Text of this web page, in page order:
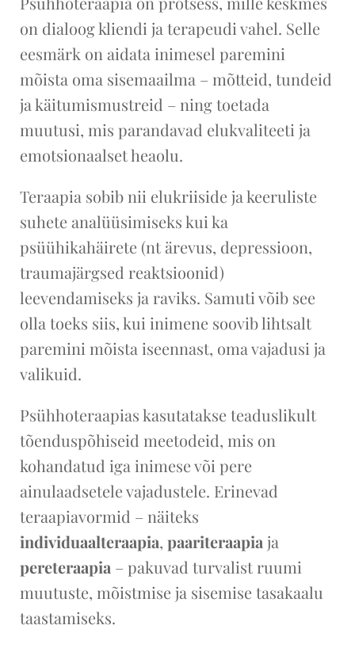
on dialoog kliendi ja terapeudi vahel. Selle
eesmärk on aidata inimesel paremini
mõista oma sisemaailma – mõtteid, tundeid
ja käitumismustreid – ning toetada
muutusi, mis parandavad elukvaliteeti ja
emotsionaalset heaolu.
Teraapia sobib nii elukriiside ja keeruliste
suhete analüüsimiseks kui ka
psüühikahäirete (nt ärevus, depressioon,
traumajärgsed reaktsioonid)
leevendamiseks ja raviks. Samuti võib see
olla toeks siis, kui inimene soovib lihtsalt
paremini mõista iseennast, oma vajadusi ja
valikuid.
Psühhoteraapias kasutatakse teaduslikult
tõenduspõhiseid meetodeid, mis on
kohandatud iga inimese või pere
ainulaadsetele vajadustele. Erinevad
teraapiavormid – näiteks
individuaalteraapia, paariteraapia ja
pereteraapia – pakuvad turvalist ruumi
muutuste, mõistmise ja sisemise tasakaalu
taastamiseks.